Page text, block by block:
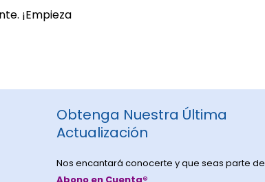
¡Empieza
Obtenga Nuestra Última
Actualización
Nos encantará conocerte y que seas parte de
Abono en Cuenta®